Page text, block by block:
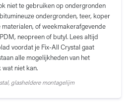
niet te gebruiken op ondergronden
bitumineuze ondergronden, teer, koper
of weekmakerafgevende
neopreen of butyl. Lees altijd
voordat je Fix-All Crystal gaat
alle mogelijkheden van het
wat niet kan.
glasheldere montagelijm